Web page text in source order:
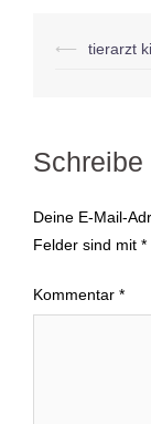
⟵ tierarzt
Deine E-Mail-
Felder sind mit *
Kommentar *